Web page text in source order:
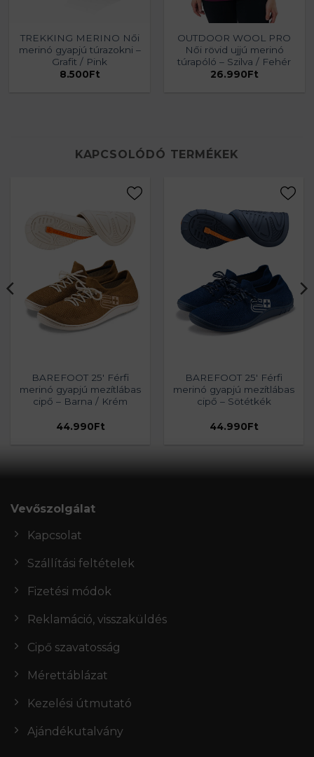
TREKKING MERINO Női
merinó gyapjú túrazokni –
Grafit / Pink
8.500Ft
OUTDOOR WOOL PRO
Női rövid ujjú merinó
túrapóló – Szilva / Fehér
26.990Ft
KAPCSOLÓDÓ TERMÉKEK
BAREFOOT 25′ Férfi
merinó gyapjú mezítlábas
cipő – Barna / Krém
44.990Ft
BAREFOOT 25′ Férfi
merinó gyapjú mezítlábas
cipő – Sötétkék
44.990Ft
Vevőszolgálat
Kapcsolat
Szállítási feltételek
Fizetési módok
Reklamáció, visszaküldés
Cipő szavatosság
Mérettáblázat
Kezelési útmutató
Ajándékutalvány